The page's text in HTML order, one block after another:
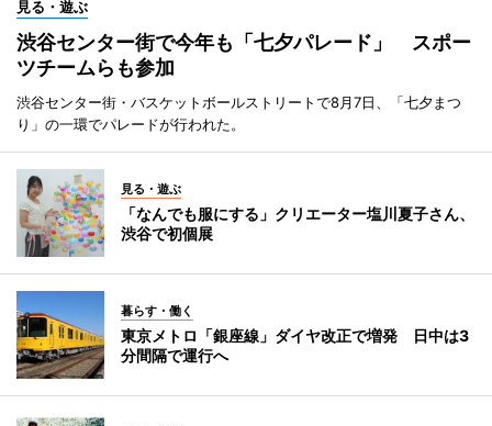
見る・遊ぶ
渋谷センター街で今年も「七夕パレード」 スポー
ツチームらも参加
渋谷センター街・バスケットボールストリートで8月7日、「七夕まつ
り」の一環でパレードが行われた。
見る・遊ぶ
「なんでも服にする」クリエーター塩川夏子さん、
渋谷で初個展
暮らす・働く
東京メトロ「銀座線」ダイヤ改正で増発 日中は3
分間隔で運行へ